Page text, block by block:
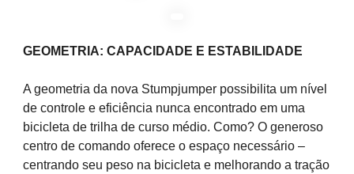
GEOMETRIA: CAPACIDADE E ESTABILIDADE
A geometria da nova Stumpjumper possibilita um nível
de controle e eficiência nunca encontrado em uma
bicicleta de trilha de curso médio. Como? O generoso
centro de comando oferece o espaço necessário –
centrando seu peso na bicicleta e melhorando a tração